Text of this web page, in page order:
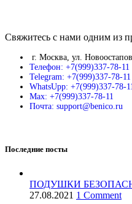
Свяжитесь с нами одним из
г. Москва, ул.
Телефон: +7(999)337-78-11
Telegram: +7(999)337-78-11
WhatsUpp: +7(999)337-78-
Max: +7(999)337-78-11
Почта: support@benico.ru
Последние посты
ПОДУШКИ
27.08.2021 1 Comment